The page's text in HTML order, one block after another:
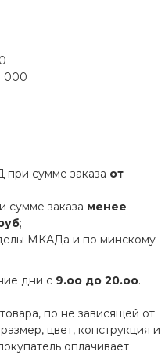
000
сумме заказа от
заказа менее
;
МКАДа и по минскому
дни с 9.оо до 20.оо.
по не зависящей от
цвет, конструкция и
оплачивает